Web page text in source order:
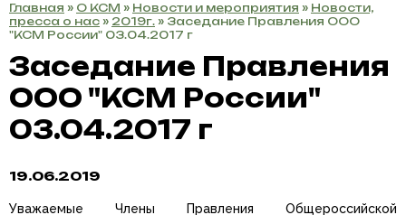
Главная » О КСМ » Новости и мероприятия » Новости,
пресса о нас » 2019г. » Заседание Правления ООО
"КСМ России" 03.04.2017 г
Заседание Правления
ООО "КСМ России"
03.04.2017 г
19.06.2019
Уважаемые Члены Правления Общероссийской